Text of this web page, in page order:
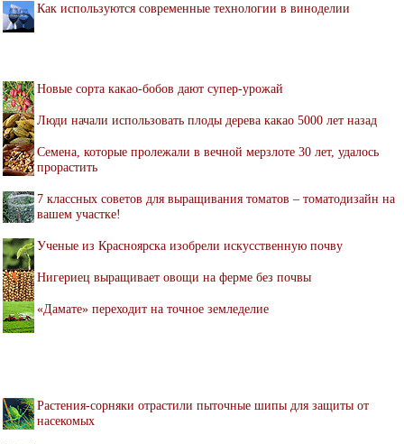
Как используются современные технологии в виноделии
Новые сорта какао-бобов дают супер-урожай
Люди начали использовать плоды дерева какао 5000 лет назад
Семена, которые пролежали в вечной мерзлоте 30 лет, удалось
прорастить
7 классных советов для выращивания томатов – томатодизайн на
вашем участке!
Ученые из Красноярска изобрели искусственную почву
Нигериец выращивает овощи на ферме без почвы
«Дамате» переходит на точное земледелие
Растения-сорняки отрастили пыточные шипы для защиты от
насекомых